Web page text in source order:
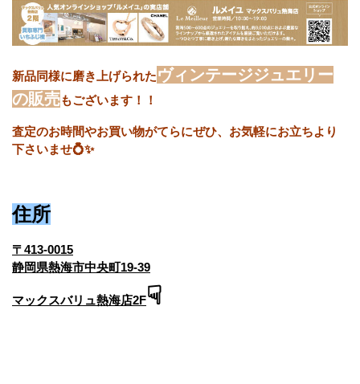
新品同様に磨き上げられたヴィンテージジュエリー
の販売もございます！！
査定のお時間やお買い物がてらにぜひ、お気軽にお立ちより
下さいませ💍✨
住所
〒413-0015
静岡県熱海市中央町19-39
マックスバリュ熱海店2F☟